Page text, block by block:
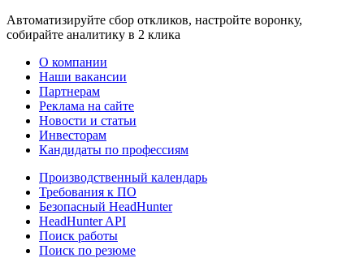
Автоматизируйте сбор откликов, настройте воронку,
собирайте аналитику в 2 клика
О компании
Наши вакансии
Партнерам
Реклама на сайте
Новости и статьи
Инвесторам
Кандидаты по профессиям
Производственный календарь
Требования к ПО
Безопасный HeadHunter
HeadHunter API
Поиск работы
Поиск по резюме